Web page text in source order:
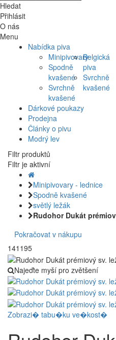
Hledat
Přihlásit
O nás
Menu
Nabídka piva
Minipivovary
Spodně
kvašené
Svrchně
kvašené
Belgická
piva
Svrchně
kvašené
Dárkové poukazy
Prodejna
Články o pivu
Modrý lev
Filtr produktů
Filtr je aktivní
Minipivovary - lednice
Spodně kvašené
světlý ležák
Rudohor Dukát
Pokračovat v nákupu
141195
Najeďte myší pro zvětšení
Zobrazi� tabu�ku ve�kost�